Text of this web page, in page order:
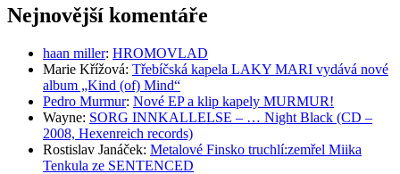
Nejnovější komentáře
haan miller: HROMOVLAD
Marie Křížová: Třebíčská kapela LAKY MARI vydává nové
album „Kind (of) Mind“
Pedro Murmur: Nové EP a klip kapely MURMUR!
Wayne: SORG INNKALLELSE – … Night Black (CD –
2008, Hexenreich records)
Rostislav Janáček: Metalové Finsko truchlí:zemřel Miika
Tenkula ze SENTENCED